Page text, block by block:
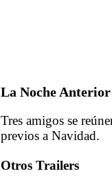
La Noche
Tres amigos se
previos a Navidad.
Otros Trailers